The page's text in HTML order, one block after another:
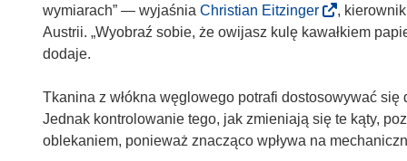
wymiarach” — wyjaśnia Christian Eitzinger(
o
o
ś
n
,
Austrii. „Wyobraź sobie, że owijasz kulę kawałkiem
dodaje.
Tkanina z włókna węglowego potrafi dostosowywać
Jednak kontrolowanie tego, jak zmieniają się te kąty,
oblekaniem, ponieważ znacząco wpływa na